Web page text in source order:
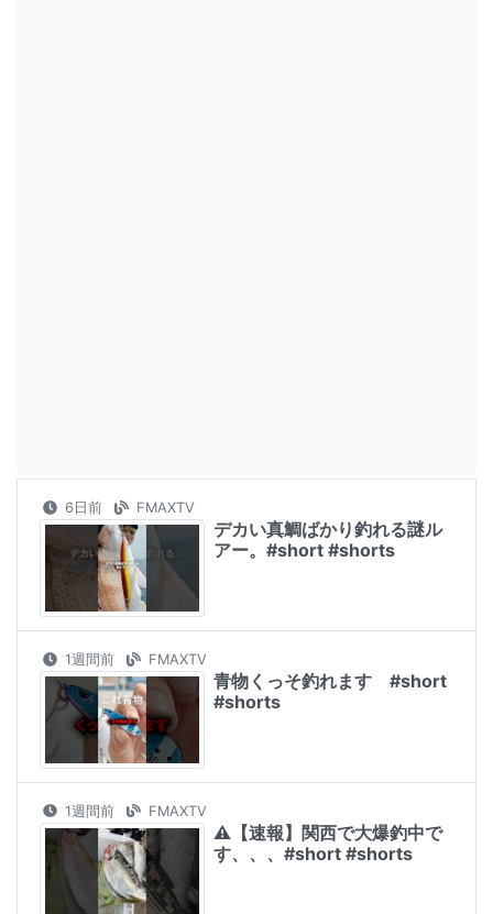
6日前 FMAXTV
デカい真鯛ばかり釣れる謎ル
アー。#short #shorts
1週間前 FMAXTV
青物くっそ釣れます #short
#shorts
1週間前 FMAXTV
⚠️【速報】関西で大爆釣中で
す、、、#short #shorts